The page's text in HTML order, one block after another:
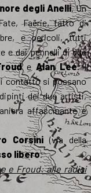
degli Anelli. Un
Faërie, fatto di
e pericoli, tutti
e dai pennelli di due
eAlan Lee. I
contatto si possano
dei due artisti,
affascinante e
Corsini(via della
libero.
e Froud: alle radici